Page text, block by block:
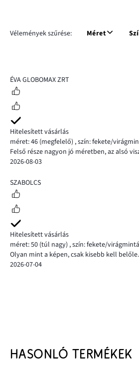
Vélemények szűrése: Méret
5
ÉVA GLOBOMAX ZRT
Hitelesített vásárlás
méret: 46 (megfelelő) ,szín: fekete/
Felső része nagyon jó méretben, az alsó
2026-08-03
5
SZABOLCS
Hitelesített vásárlás
méret: 50 (túl nagy) ,szín: fekete/
Olyan mint a képen, csak kisebb kell belőle.
2026-07-04
HASONLÓ TERMÉKEK